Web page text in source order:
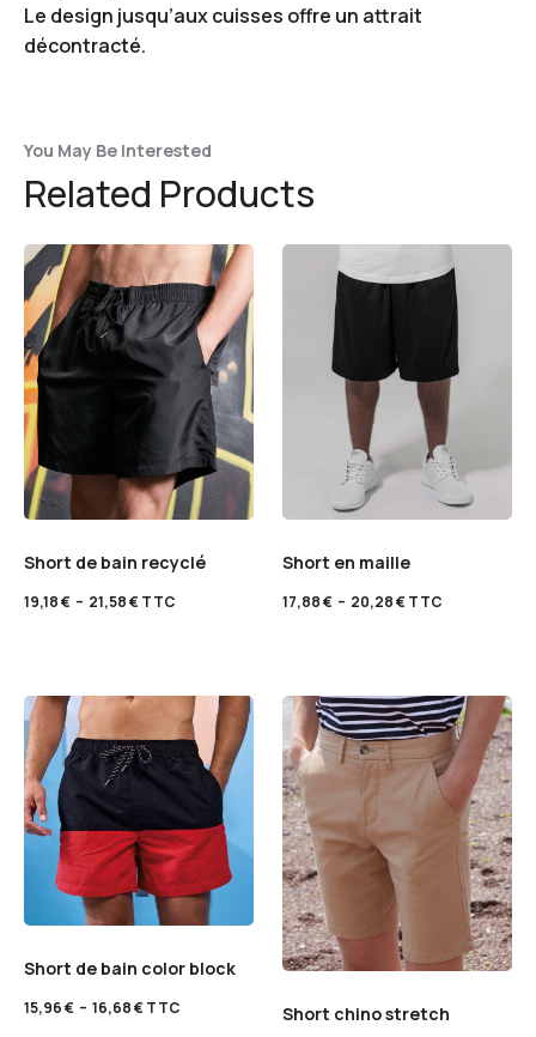
Le design jusqu’aux cuisses offre un attrait
décontracté.
You May Be Interested
Related Products
Short de bain recyclé
19,18€ – 21,58€TTC
Short en maille
17,88€ – 20,28€TTC
Short de bain color block
15,96€ – 16,68€TTC Short chino stretch